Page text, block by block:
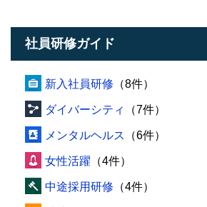
社員研修ガイド
新入社員研修 （8件）
ダイバーシティ （7件）
メンタルヘルス （6件）
女性活躍 （4件）
中途採用研修 （4件）